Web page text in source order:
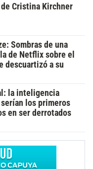
Cristina Kirchner
Sombras de una
de Netflix sobre el
descuartizó a su
la inteligencia
los primeros
en ser derrotados